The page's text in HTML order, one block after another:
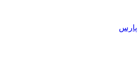
پارس